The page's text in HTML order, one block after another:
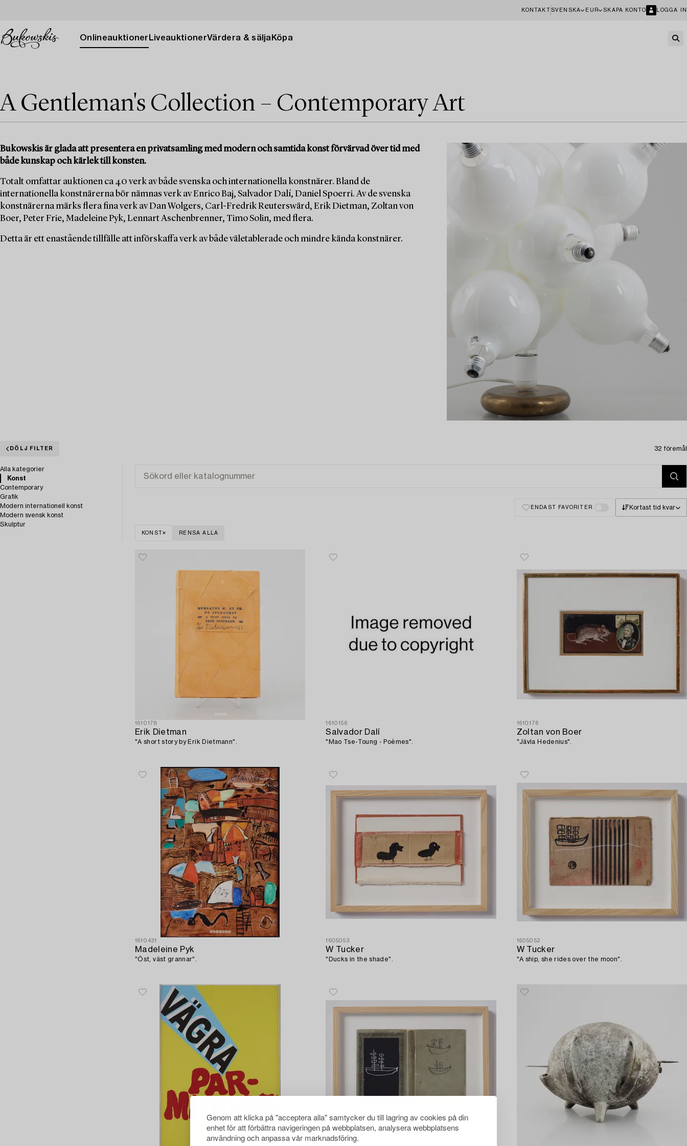
Genom att klicka på "acceptera alla" samtycker du till lagring av cookies på din
enhet för att förbättra navigeringen på webbplatsen, analysera webbplatsens
användning och anpassa vår marknadsföring.
KONTAKT SVENSKA EUR SKAPA KONTO LOGGA IN
Onlineauktioner LiveauktionerVärdera & sälja Köpa
A Gentleman's Collection – Contemporary Art
Bukowskis är glada att presentera en privatsamling med modern och samtida konst förvärvad över tid med
både kunskap och kärlek till konsten.
Totalt omfattar auktionen ca 40 verk av både svenska och internationella konstnärer. Bland de
internationella konstnärerna bör nämnas verk av Enrico Baj, Salvador Dalí, Daniel Spoerri. Av de svenska
konstnärerna märks flera fina verk av Dan Wolgers, Carl-Fredrik Reuterswärd, Erik Dietman, Zoltan von
Boer, Peter Frie, Madeleine Pyk, Lennart Aschenbrenner, Timo Solin, med flera.
Detta är ett enastående tillfälle att införskaffa verk av både väletablerade och mindre kända konstnärer.
DÖLJ FILTER 32 föremål
Alla kategorier
Konst
Contemporary
Grafik
Modern internationell konst
Modern svensk konst
Skulptur
ENDAST FAVORITER Kortast tid kvar
KONST RENSA ALLA
1610178
Erik Dietman
"A short story by Erik Dietmann".
1610156
Salvador Dalí
"Mao Tse-Toung - Poèmes".
1610176
Zoltan von Boer
"Jävla Hedenius".
1610431
Madeleine Pyk
"Öst, väst grannar".
1605053
W Tucker
"Ducks in the shade".
1605052
W Tucker
"A ship, she rides over the moon".